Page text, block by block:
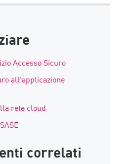
Accesso Sicuro
all'applicazione
rete cloud
correlati